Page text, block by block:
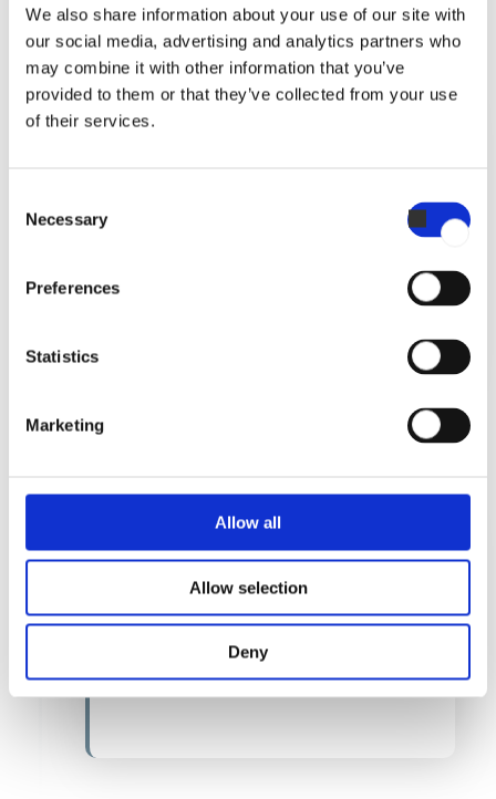
We also share information about your use of our site with
our social media, advertising and analytics partners who
may combine it with other information that you’ve
provided to them or that they’ve collected from your use
of their services.
Selection
Necessary
Preferences
Statistics
Marketing
Allow all
Allow selection
Deny
14:30
Quick turbo rinse for a hygienic kitchen
For at opretholde høje hygiejnestandarder udfører
sikrer, at den er ren og klar til fortsat produktion​.
14:45
Med en problemfri produktion bliver disken
løbende fyldt op med frisktilberedte varer, så
kunderne altid kan finde varme, indbydende
fødevarer klar til at tage med.